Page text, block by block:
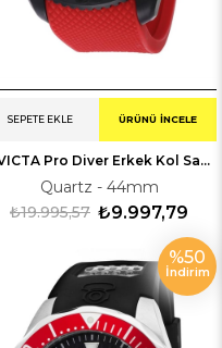
INVICTA Pro Diver Erkek Kol Saati 244734
Quartz - 44mm
₺9.997,79
₺19.995,57
SEPETE EKLE ÜRÜNÜ İNCELE
%50
İndirim